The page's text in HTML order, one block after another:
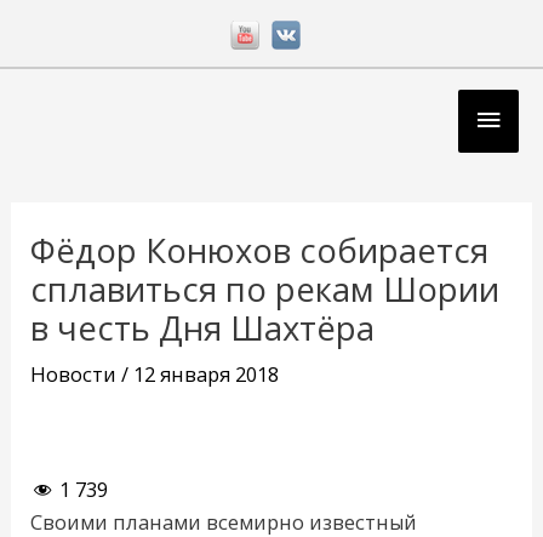
Фёдор Конюхов собирается
сплавиться по рекам Шории
в честь Дня Шахтёра
Новости / 12 января 2018
1 739
Своими планами всемирно известный
записям